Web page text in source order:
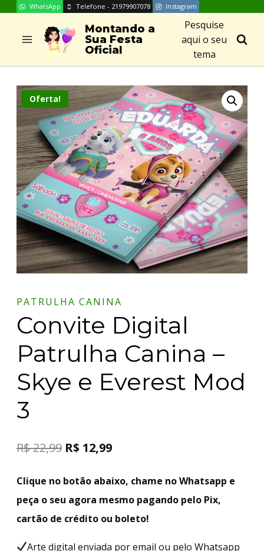
Skip
content
WhatsApp Telefone - 21979907078 Instagram
Montando a
Sua Festa
Oficial
Pesquise
aqui o seu
tema
Oferta!
PATRULHA CANINA
Convite Digital
Patrulha Canina –
Skye e Everest Mod
3
R$22,99 R$ 12,99
Clique no botão abaixo, chame no Whatsapp e
peça o seu agora mesmo pagando pelo Pix,
cartão de crédito ou boleto!
Arte digital enviada por email ou pelo Whatsapp